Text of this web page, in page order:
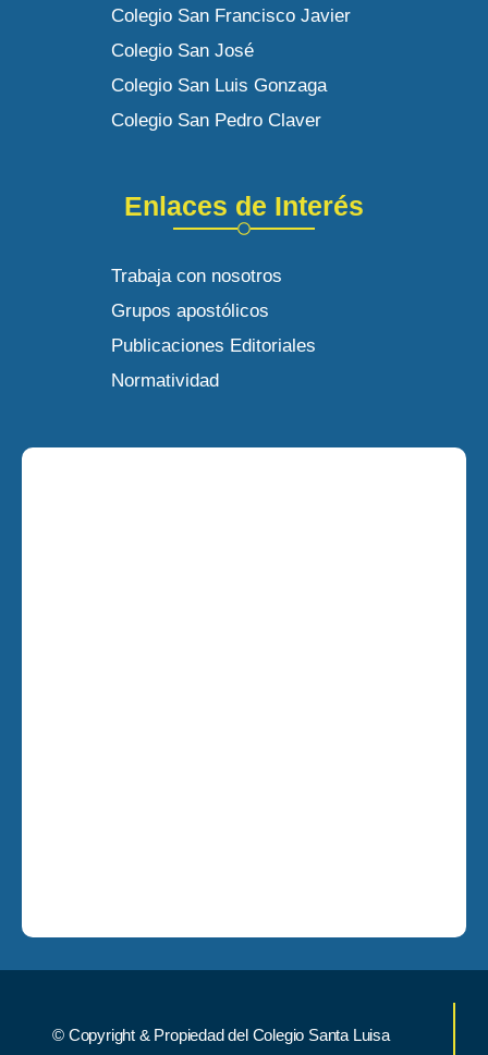
Colegio San Francisco Javier
Colegio San José
Colegio San Luis Gonzaga
Colegio San Pedro Claver
Enlaces de Interés
Trabaja con nosotros
Grupos apostólicos
Publicaciones Editoriales
Normatividad
© Copyright & Propiedad del Colegio Santa Luisa